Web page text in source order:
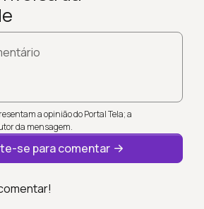
a opinião do Portal Tela; a
da mensagem.
se para comentar